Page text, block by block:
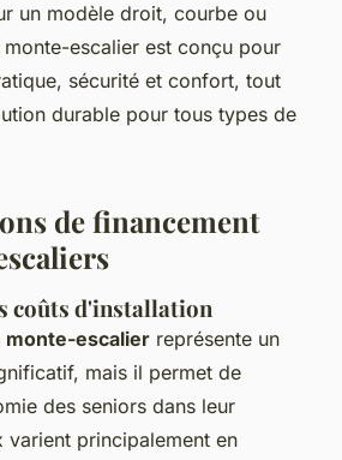
un modèle droit, courbe ou
escalier est conçu pour
sécurité et confort, tout
durable pour tous types de
de financement
coûts d'installation
monte-escalier représente un
mais il permet de
des seniors dans leur
principalement en